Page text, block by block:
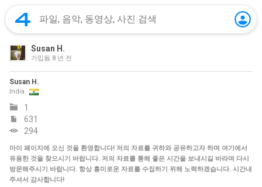
Susan H.
가입됨 8 년 전
Susan H.
India
1
631
294
마이 페이지에 오신 것을 환영합니다! 저의 자료를 귀하와 공유하고자 하며 여기에서
유용한 것을 찾으시기 바랍니다. 저의 자료를 통해 좋은 시간을 보내시길 바라며 다시
방문해주시기 바랍니다. 항상 흥미로운 자료를 수집하기 위해 노력하겠습니다. 시간내
주셔서 감사합니다!